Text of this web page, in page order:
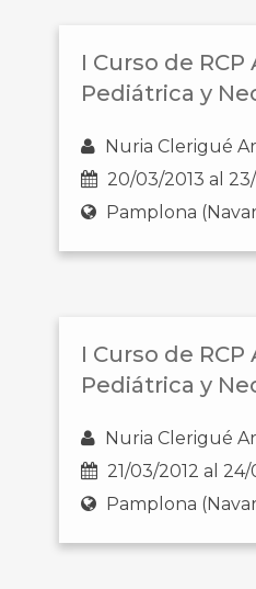
I Curso de RCP
Pediátrica y
Nuria Clerigué
20/03/2013 al
Pamplona
I Curso de RCP
Pediátrica y
Nuria Clerigué
21/03/2012 al
Pamplona